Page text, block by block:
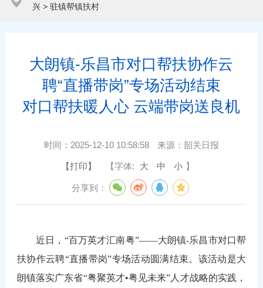
兴> 驻镇帮镇扶村
大朗镇-乐昌市对口帮扶协作云
聘“直播带岗”专场活动结束
对口帮扶暖人心 云端带岗送良机
时间： 2025-12-10 10:58:58 来源： 韶关日报
【打印】 【字体: 大 中 小 】
分享到：
近日，“百万英才汇南粤”——大朗镇-乐昌市对口帮
扶协作云聘“直播带岗”专场活动圆满结束。该活动是大
朗镇落实广东省“粤聚英才•粤见未来”人才战略的实践，